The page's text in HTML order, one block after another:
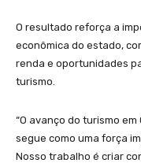
O resultado reforça a
econômica do estado,
renda e oportunidades
turismo.
“O avanço do turismo
segue como uma força
Nosso trabalho é criar